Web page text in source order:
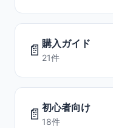
📄 購入ガイド
21件
📄 初心者向け
18件